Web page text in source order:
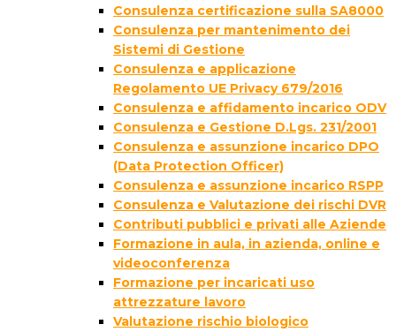
Consulenza certificazione sulla SA8000
Consulenza per mantenimento dei
Sistemi di Gestione
Consulenza e applicazione
Regolamento UE Privacy 679/2016
Consulenza e affidamento incarico ODV
Consulenza e Gestione D.Lgs. 231/2001
Consulenza e assunzione incarico DPO
(Data Protection Officer)
Consulenza e assunzione incarico RSPP
Consulenza e Valutazione dei rischi DVR
Contributi pubblici e privati alle Aziende
Formazione in aula, in azienda, online e
videoconferenza
Formazione per incaricati uso
attrezzature lavoro
Valutazione rischio biologico